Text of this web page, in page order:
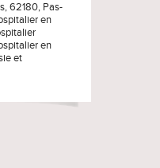
62180, Pas-
en
en
et